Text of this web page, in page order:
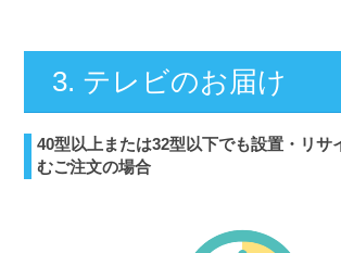
3. テレビのお届け
40型以上または32型以下でも設置・リサ
むご注文の場合